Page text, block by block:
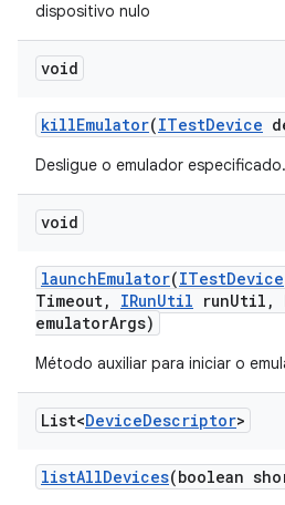
dispositivo nulo
void
killEmulator(ITestDevice
Desligue o emulador especificado.
void
launchEmulator(ITestDevice
Timeout, IRunUtil runUtil ,
emulatorArgs)
Método auxiliar para iniciar o
List<DeviceDescriptor>
listAllDevices(boolean